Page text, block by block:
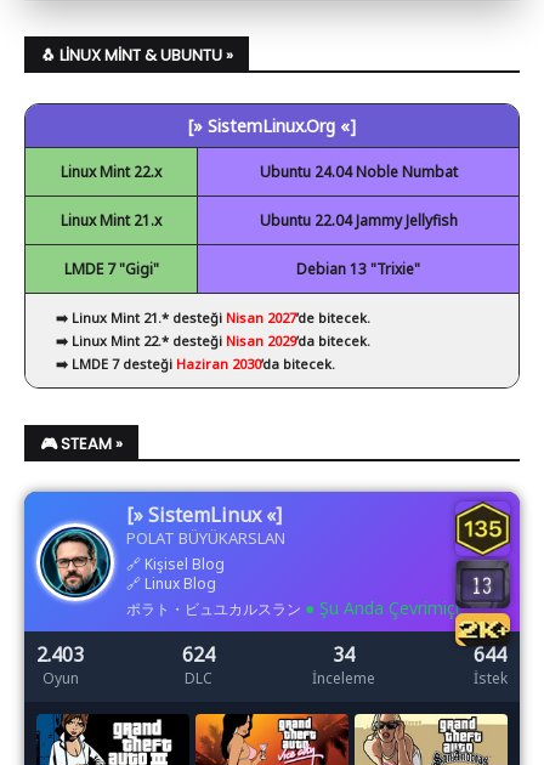
✔ NetBeans
✔ Visual Studio Code
🐧 LINUX MINT & UBUNTU »
[» SistemLinux.Org «]
Linux Mint 22.x Ubuntu 24.04 Noble Numbat
Linux Mint 21.x Ubuntu 22.04 Jammy Jellyfish
LMDE 7 "Gigi" Debian 13 "Trixie"
➡️ Linux Mint 21.* desteği Nisan 2027’de bitecek.
➡️ Linux Mint 22.* desteği Nisan 2029’da bitecek.
➡️ LMDE 7 desteği Haziran 2030’da bitecek.
🎮 STEAM »
[» SistemLinux «]
POLAT BÜYÜKARSLAN
🔗 Kişisel Blog
🔗 Linux Blog
ポラト・ビュユカルスラン ● Şu Anda Çevrimiçi
2.403
Oyun
624
DLC
34
İnceleme
644
İstek